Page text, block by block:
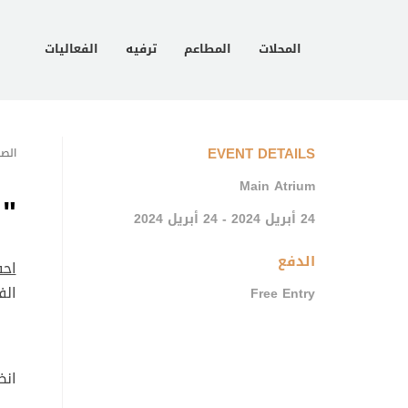
المحلات المطاعم ترفيه الفعاليات
EVENT DETAILS
Main Atrium
24 أبريل 2024 - 24 أبريل 2024
الدفع
Free Entry